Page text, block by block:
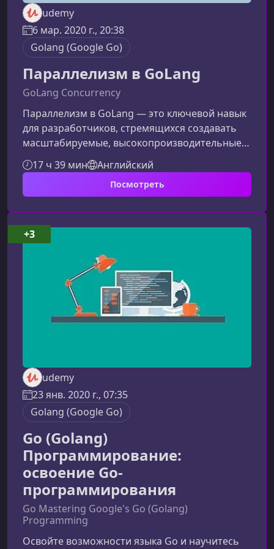
udemy
6 мар. 2020 г., 20:38
Golang (Google Go)
Параллелизм в GoLang
GoLang Concurrency
Параллелизм в GoLang — это ключевой навык
для разработчиков, стремящихся создавать
масштабируемые, высокопроизводительные
приложения. Что вы изучите в этом курсеКурс
последовательно знакомит с базовыми и
продвинутыми инструментами параллельного
структура делает материал более логичным и
легким для усвоения.Основы параллелизма в
GoВы начнёте с фундаментальных концепций,
которые определяют подход Go к параллел
17 ч 39 мин Английский
Посмотреть
udemy
23 янв. 2020 г., 07:35
Golang (Google Go)
Go (Golang)
Программирование:
освоение Go-
программирования
Go Mastering Google's Go (Golang)
Programming
Освойте возможности языка Go и научитесь
+3